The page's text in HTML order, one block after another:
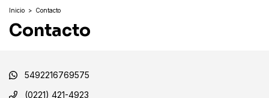
Inicio > Contacto
Contacto
5492216769575
(0221) 421-4923